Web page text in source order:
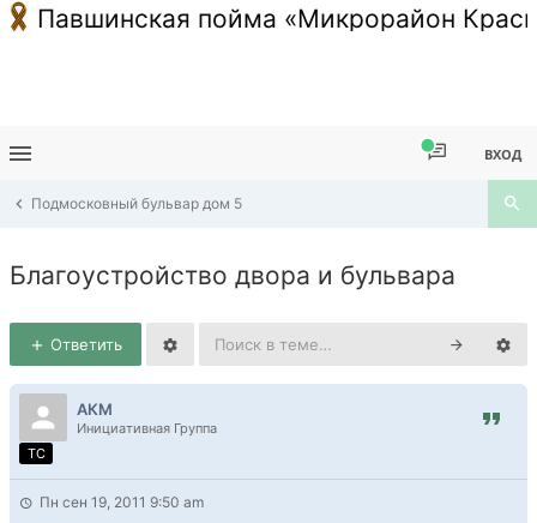
Павшинская пойма «Микрорайон
ВХОД
Подмосковный бульвар дом 5
Благоустройство двора и бульвара
Ответить
АКМ
Инициативная Группа
TC
Пн сен 19, 2011 9:50 am